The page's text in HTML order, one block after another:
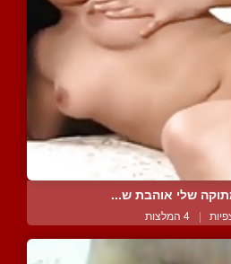
שלי אוהבת ש...
| 4 המלצות